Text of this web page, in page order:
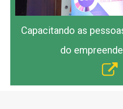
Capacitando as
do